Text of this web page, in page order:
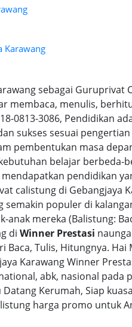
Karawang
sebagai Guruprivat
membaca, menulis,
0813-3086, Pendidikan
sukses sesuai
pembentukan masa
belajar berbeda-
pendidikan
calistung di Gebangjaya
populer di
mereka (Balistung:
di Winner Prestasi
Baca, Tulis, Hitungnya. Hai
Karawang Winner
abk, nasional pada
Kerumah, Siap
harga promo untuk